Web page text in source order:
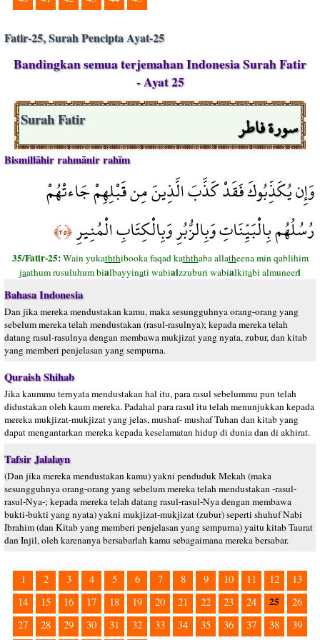
Fatir-25, Surah Pencipta Ayat-25
Bandingkan semua terjemahan Indonesia Surah Fatir
- Ayat 25
سورة فاطر Surah Fatir
Bismillāhir rahmānir rahīm
وَإِن يُكَذِّبُوكَ فَقَدْ كَذَّبَ الَّذِينَ مِن قَبْلِهِمْ جَاءتْهُمْ
رُسُلُهُم بِالْبَيِّنَاتِ وَبِالزُّبُرِ وَبِالْكِتَابِ الْمُنِيرِ﴿٢٥﴾
35/Fatir-25:Wain yukaththibooka faqad kaththaba allatheena min qablihim
jaathum rusuluhum bialbayyinati wabialzzuburi wabialkitabi almuneeri
Bahasa Indonesia
Dan jika mereka mendustakan kamu, maka sesungguhnya orang-orang yang
sebelum mereka telah mendustakan (rasul-rasulnya); kepada mereka telah
datang rasul-rasulnya dengan membawa mukjizat yang nyata, zubur, dan kitab
yang memberi penjelasan yang sempurna.
Quraish Shihab
Jika kaummu ternyata mendustakan hal itu, para rasul sebelummu pun telah
didustakan oleh kaum mereka. Padahal para rasul itu telah menunjukkan kepada
mereka mukjizat-mukjizat yang jelas, mushaf- mushaf Tuhan dan kitab yang
dapat mengantarkan mereka kepada keselamatan hidup di dunia dan di akhirat.
Tafsir Jalalayn
(Dan jika mereka mendustakan kamu) yakni penduduk Mekah (maka
sesungguhnya orang-orang yang sebelum mereka telah mendustakan -rasul-
rasul-Nya-; kepada mereka telah datang rasul-rasul-Nya dengan membawa
bukti-bukti yang nyata) yakni mukjizat-mukjizat (zubur) seperti shuhuf Nabi
Ibrahim (dan Kitab yang memberi penjelasan yang sempurna) yaitu kitab Taurat
dan Injil, oleh karenanya bersabarlah kamu sebagaimana mereka bersabar.
1 2 3 4 5 6 7 8 9 10 11 12
13
14
15 16 17 18 19 20 21 22 23 24 25
26
27
28 29 30 31 32 33 34 35 36 37 38 39